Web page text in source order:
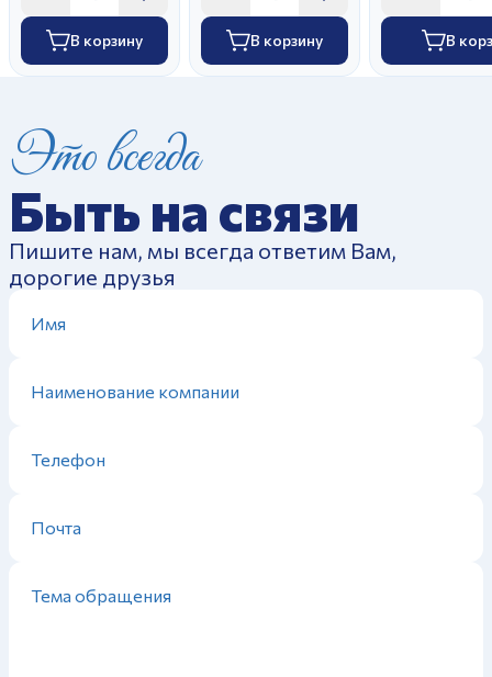
В корзину В корзину В
Это всегда
Быть на связи
Пишите нам, мы всегда ответим Вам,
дорогие друзья